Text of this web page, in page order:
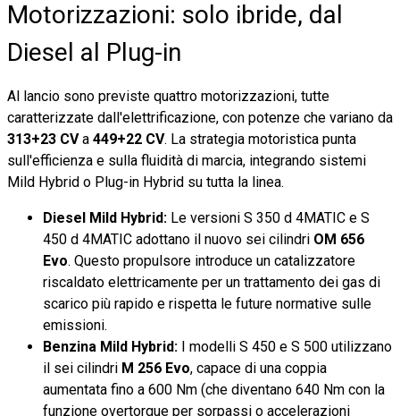
Motorizzazioni: solo ibride, dal
Diesel al Plug-in
Al lancio sono previste quattro motorizzazioni, tutte
caratterizzate dall'elettrificazione, con potenze che variano da
313+23 CVa 449+22 CV. La strategia motoristica punta
sull'efficienza e sulla fluidità di marcia, integrando sistemi
Mild Hybrid o Plug-in Hybrid su tutta la linea.
Diesel Mild Hybrid: Le versioni S 350 d 4MATIC e S
450 d 4MATIC adottano il nuovo sei cilindri OM 656
Evo. Questo propulsore introduce un catalizzatore
riscaldato elettricamente per un trattamento dei gas di
scarico più rapido e rispetta le future normative sulle
emissioni.
Benzina Mild Hybrid: I modelli S 450 e S 500 utilizzano
il sei cilindri M 256 Evo, capace di una coppia
aumentata fino a 600 Nm (che diventano 640 Nm con la
funzione overtorque per sorpassi o accelerazioni